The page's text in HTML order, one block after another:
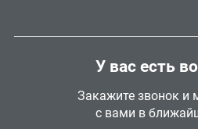
У вас есть
Закажите звонок и
с вами в